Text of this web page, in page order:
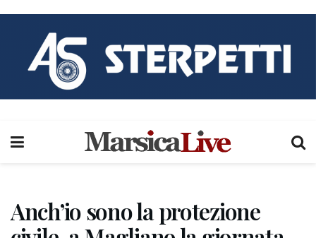
Anch’io sono la protezione